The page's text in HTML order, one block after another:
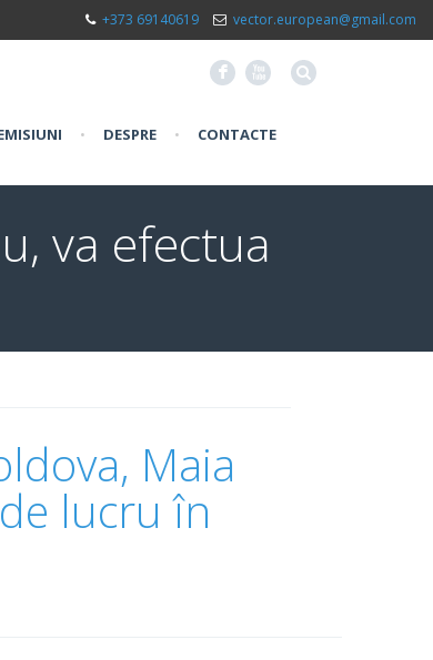
+373 69140619 vector.european@gmail.com
F X
• DESPRE • CONTACTE
va efectua
Maia
lucru în